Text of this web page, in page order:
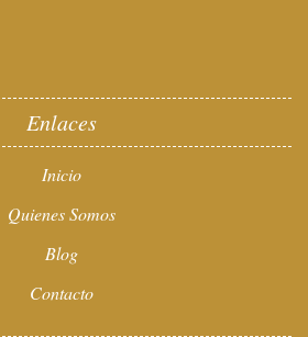
Enlaces
Inicio
Quienes Somos
Blog
Contacto